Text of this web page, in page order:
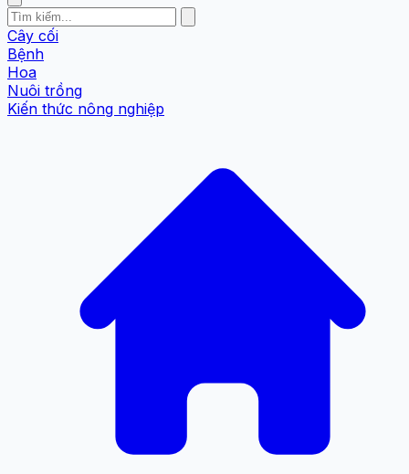
Cây cối
Bệnh
Hoa
Nuôi trồng
Kiến thức nông nghiệp